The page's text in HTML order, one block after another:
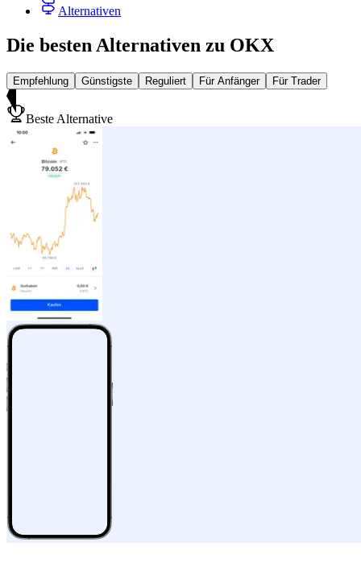
Alternativen
Die besten Alternativen zu OKX
Empfehlung Günstigste Reguliert Für Anfänger Für Trader
Beste Alternative